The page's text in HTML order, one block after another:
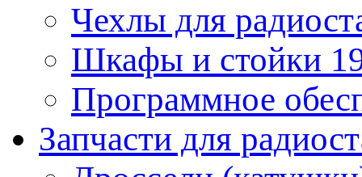
Чехлы для
Шкафы и стойки
Программное
Запчасти для